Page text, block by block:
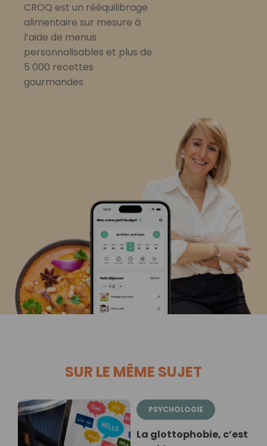
CROQ est un rééquilibrage
alimentaire sur mesure à
l’aide de menus
personnalisables et plus de
5 000 recettes
gourmandes
SUR LE MÊME SUJET
PSYCHOLOGIE
La glottophobie, c’est